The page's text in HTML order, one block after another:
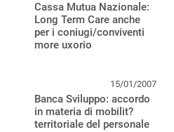
Cassa Mutua Nazionale:
Long Term Care anche
per i coniugi/conviventi
more uxorio
15/01/2007
Banca Sviluppo: accordo
in materia di mobilit?
territoriale del personale